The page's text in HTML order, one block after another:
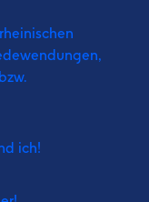
ich!